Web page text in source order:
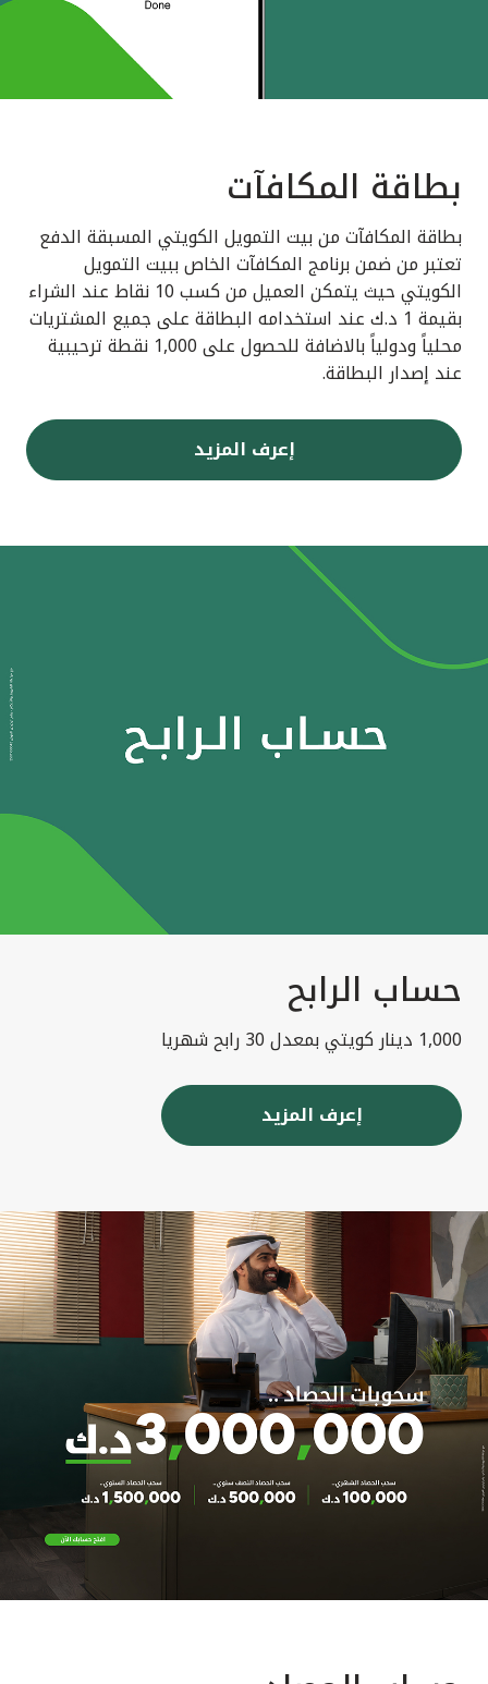
بطاقة المكافآت
بطاقة المكافآت من بيت التمويل الكويتي المسبقة الدفع
تعتبر من ضمن برنامج المكافآت الخاص ببيت التمويل
الكويتي حيث يتمكن العميل من كسب 10 نقاط عند الشراء
بقيمة 1 د.ك عند استخدامه البطاقة على جميع المشتريات
محلياً ودولياً بالاضافة للحصول على 1,000 نقطة ترحيبية
عند إصدار البطاقة.
إعرف المزيد
حساب الرابح
1,000 دينار كويتي بمعدل 30 رابح شهريا
إعرف المزيد